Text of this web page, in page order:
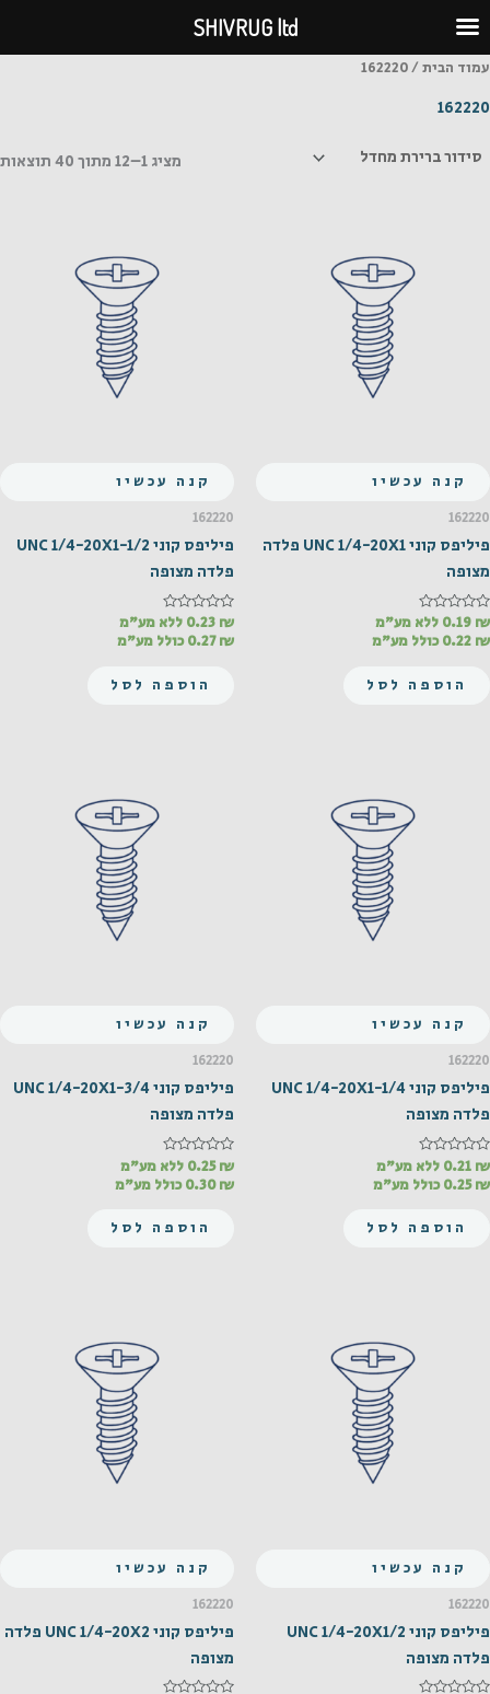
לתוכן
עמוד הבית/ 162220
162220
מציג 1–12 מתוך 40 תוצאות
קנה עכשיו
162220
פיליפס קוני UNC 1/4-20X1 פלדה
מצופה
דורג
מתוך
0.19 ₪
ללא מע"מ
0.22 ₪ כולל מע"מ
הוספה לסל
קנה עכשיו
162220
פיליפס קוני UNC 1/4-20X1-1/2
פלדה מצופה
דורג
מתוך
0.23 ₪
ללא מע"מ
0.27₪ כולל מע"מ
הוספה לסל
קנה עכשיו
162220
פיליפס קוני UNC 1/4-20X1-1/4
פלדה מצופה
דורג
מתוך
0.21 ₪
ללא מע"מ
0.25₪ כולל מע"מ
הוספה לסל
קנה עכשיו
162220
פיליפס קוני UNC 1/4-20X1-3/4
פלדה מצופה
דורג
מתוך
0.25₪
ללא מע"מ
0.30₪ כולל מע"מ
הוספה לסל
קנה עכשיו
162220
פיליפס קוני UNC 1/4-20X1/2
פלדה מצופה
קנה עכשיו
162220
פיליפס קוני UNC 1/4-20X2 פלדה
מצופה
SHIVRUG ltd